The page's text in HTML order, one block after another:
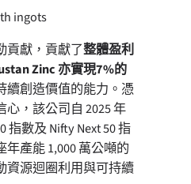
ingots
貢獻，貢獻了整體盈利
Zinc 亦實現7%的
續創造價值的能力。憑
，該公司自 2025 年
指數及 Nifty Next 50 指
產能 1,000 萬公噸的
資源迴圈利用與可持續